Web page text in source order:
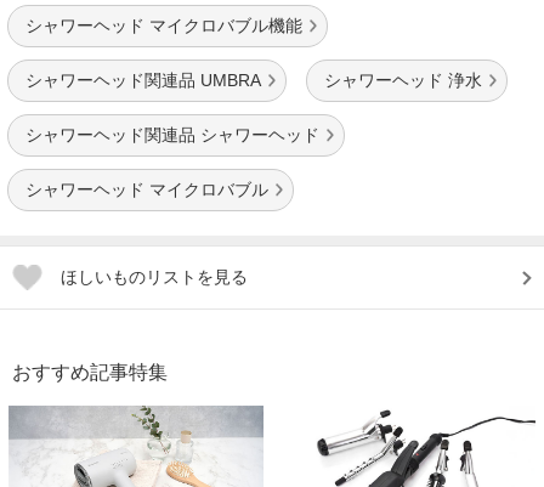
シャワーヘッド マイクロバブル機能
シャワーヘッド関連品 UMBRA シャワーヘッド 浄水
シャワーヘッド関連品 シャワーヘッド
シャワーヘッド マイクロバブル
ほしいものリストを見る
おすすめ記事特集